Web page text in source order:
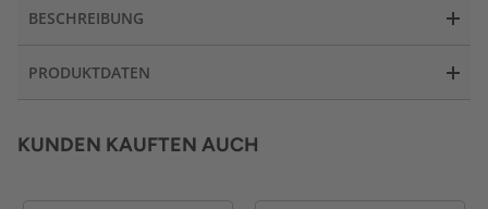
BESCHREIBUNG
PRODUKTDATEN
KUNDEN KAUFTEN AUCH